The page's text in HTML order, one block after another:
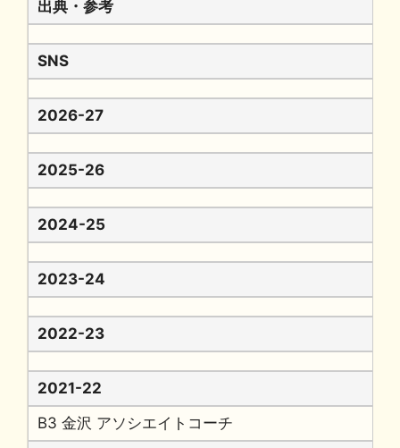
出典・参考
SNS
2026-27
2025-26
2024-25
2023-24
2022-23
2021-22
B3 金沢 アソシエイトコーチ